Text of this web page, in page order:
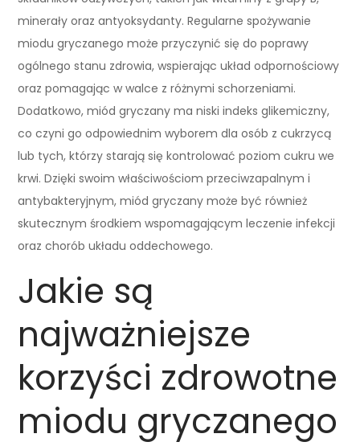
minerały oraz antyoksydanty. Regularne spożywanie
miodu gryczanego może przyczynić się do poprawy
ogólnego stanu zdrowia, wspierając układ odpornościowy
oraz pomagając w walce z różnymi schorzeniami.
Dodatkowo, miód gryczany ma niski indeks glikemiczny,
co czyni go odpowiednim wyborem dla osób z cukrzycą
lub tych, którzy starają się kontrolować poziom cukru we
krwi. Dzięki swoim właściwościom przeciwzapalnym i
antybakteryjnym, miód gryczany może być również
skutecznym środkiem wspomagającym leczenie infekcji
oraz chorób układu oddechowego.
Jakie są
najważniejsze
korzyści zdrowotne
miodu gryczanego